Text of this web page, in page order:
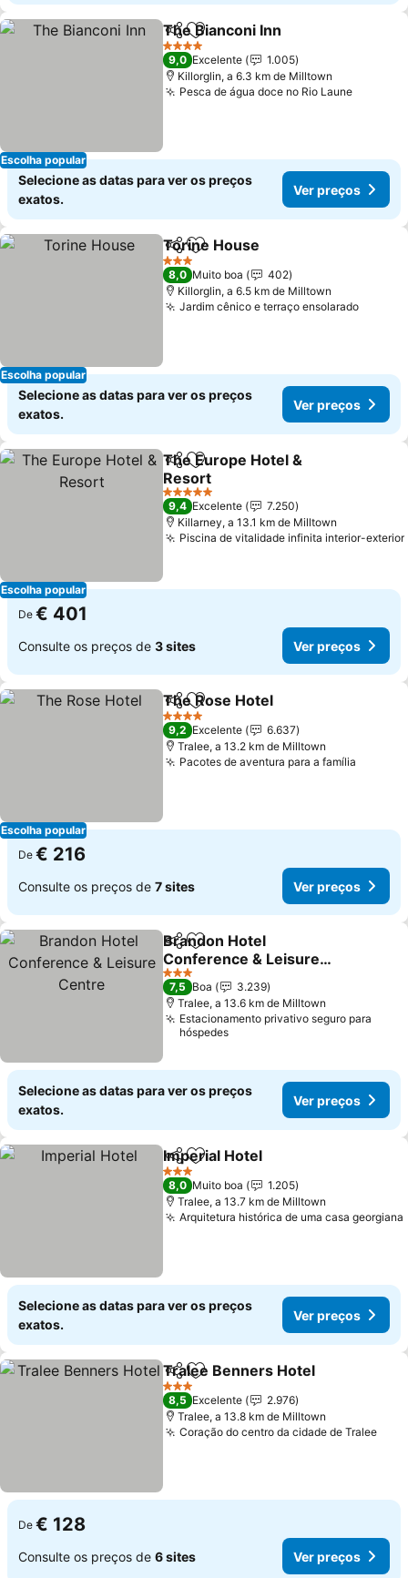
Escolha popular
PartilharAdicionar aos favoritos
The Bianconi Inn
4 Estrelas
9,0 Excelente
1.005
Killorglin, a 6.3 km de Milltown
Pesca de água doce no Rio LauneVer
Selecione as datas para ver os preços
exatos.
Ver preços
Escolha popular
PartilharAdicionar aos favoritos
Torine House
3 Estrelas
8,0 Muito boa
402
Killorglin, a 6.5 km de Milltown
Jardim cênico e terraço ensolaradoVer
Selecione as datas para ver os preços
exatos.
Ver preços
Escolha popular
PartilharAdicionar aos favoritos
The Europe Hotel &
Resort
Ver preços
5 Estrelas
9,4 Excelente
7.250
Killarney, a 13.1 km de Milltown
Piscina de vitalidade infinita interior-exterior
De € 401
Consulte os preços de 3 sites Ver preços
Escolha popular
PartilharAdicionar aos favoritos
The Rose Hotel
4 Estrelas
9,2 Excelente
6.637
Tralee, a 13.2 km de Milltown
Pacotes de aventura para a família
De € 216
Consulte os preços de 7 sites Ver preços
PartilharAdicionar aos favoritos
Brandon Hotel
Conference & Leisure
Centre
Ver preços
3 Estrelas
7,5 Boa
3.239
Tralee, a 13.6 km de Milltown
Estacionamento privativo seguro para
hóspedes
Selecione as datas para ver os preços
exatos.
Ver preços
PartilharAdicionar aos favoritos
Imperial Hotel
3 Estrelas
8,0 Muito boa
1.205
Tralee, a 13.7 km de Milltown
Arquitetura histórica de uma casa georgiana
Selecione as datas para ver os preços
exatos.
Ver preços
PartilharAdicionar aos favoritos
Tralee Benners Hotel
3 Estrelas
8,5 Excelente
2.976
Tralee, a 13.8 km de Milltown
Coração do centro da cidade de TraleeVer
De € 128
Consulte os preços de 6 sites Ver preços